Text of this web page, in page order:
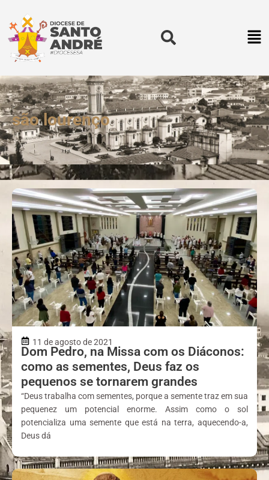
são lourenço
11 de agosto de 2021
Dom Pedro, na Missa com os Diáconos:
como as sementes, Deus faz os
pequenos se tornarem grandes
“Deus trabalha com sementes, porque a semente traz em sua
pequenez um potencial enorme. Assim como o sol
potencializa uma semente que está na terra, aquecendo-a,
Deus dá